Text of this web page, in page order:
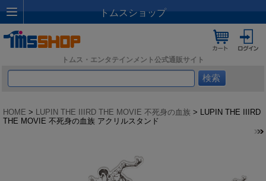
トムスショップ
トムス・エンタテインメント公式通販サイト
HOME > LUPIN THE IIIRD THE MOVIE 不死身の血族 > LUPIN THE IIIRD
THE MOVIE 不死身の血族 アクリルスタンド